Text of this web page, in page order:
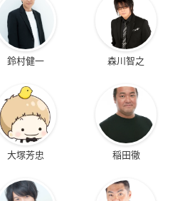
鈴村健一 森川智之
大塚芳忠 稲田徹